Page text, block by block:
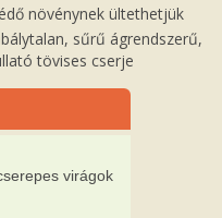
növénynek ültethetjük
sűrű ágrendszerű,
tövises cserje
virágok